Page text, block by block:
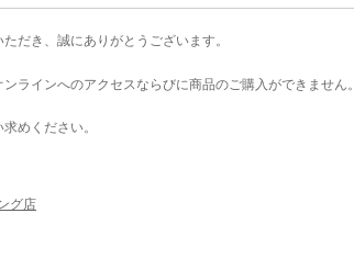
だき、誠にありがとうございます。
ラインへのアクセスならびに商品のご購入ができません。
めください。
グ店